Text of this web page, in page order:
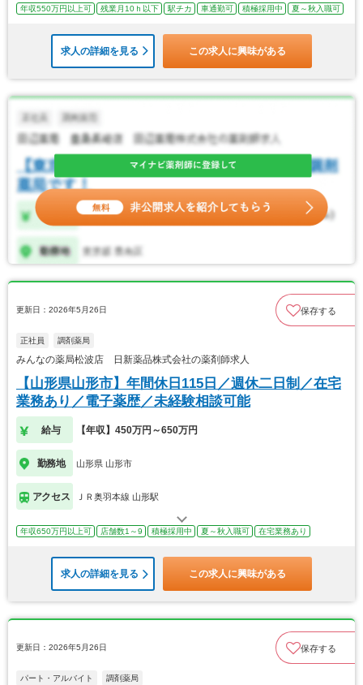
年収550万円以上可 残業月10ｈ以下 駅チカ 車通勤可 積極採用中 夏～秋入職可
求人の詳細を見る この求人に興味がある
更新日：2026年5月26日 保存する
正社員 調剤薬局
みんなの薬局松波店 日新薬品株式会社の薬剤師求人
【山形県山形市】年間休日115日／週休二日制／在宅
業務あり／電子薬歴／未経験相談可能
給与 【年収】450万円～650万円
勤務地 山形県 山形市
アクセス ＪＲ奥羽本線 山形駅
年収650万円以上可 店舗数1～9 積極採用中 夏～秋入職可 在宅業務あり
求人の詳細を見る この求人に興味がある
更新日：2026年5月26日 保存する
パート・アルバイト 調剤薬局